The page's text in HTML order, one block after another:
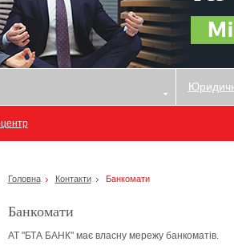
Головна Контакти Банкомати
Банкомати
АТ "БТА БАНК" має власну мережу банкоматів.